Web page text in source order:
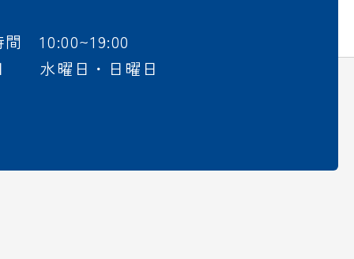
間 10:00~19:00
水曜日・日曜日